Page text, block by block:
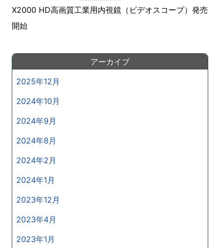
X2000 HD高画質工業用内視鏡（ビデオスコープ）発売
開始
アーカイブ
2025年12月
2024年10月
2024年9月
2024年8月
2024年2月
2024年1月
2023年12月
2023年4月
2023年1月